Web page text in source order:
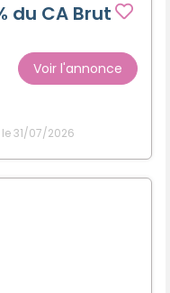
du CA Brut
Voir l'annonce
31/07/2026